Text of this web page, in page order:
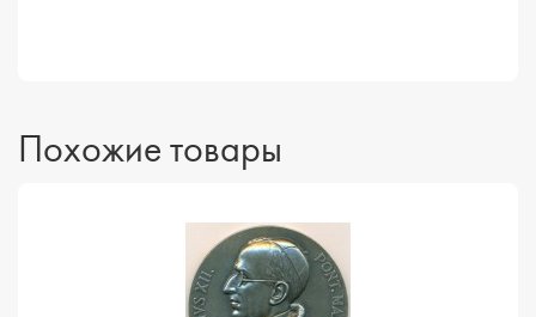
Похожие товары